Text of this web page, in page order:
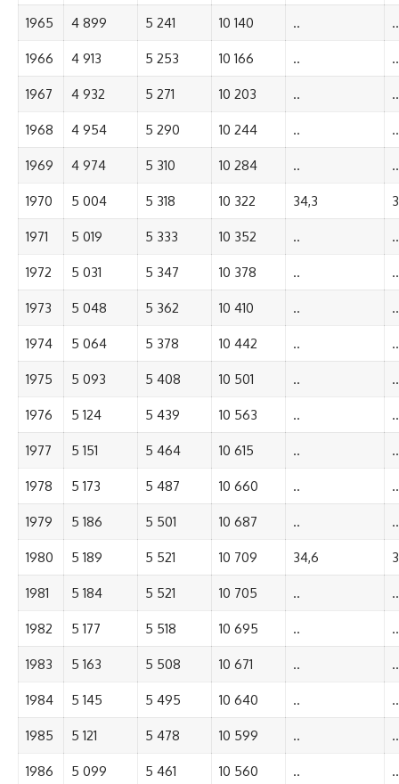
1965 4 899 5 241 10 140 .. ..
1966 4 913 5 253 10 166 .. ..
1967 4 932 5 271 10 203 .. ..
1968 4 954 5 290 10 244 .. ..
1969 4 974 5 310 10 284 .. ..
1970 5 004 5 318 10 322 34,3
1971 5 019 5 333 10 352 .. ..
1972 5 031 5 347 10 378 .. ..
1973 5 048 5 362 10 410 .. ..
1974 5 064 5 378 10 442 .. ..
1975 5 093 5 408 10 501 .. ..
1976 5 124 5 439 10 563 .. ..
1977 5 151 5 464 10 615 .. ..
1978 5 173 5 487 10 660 .. ..
1979 5 186 5 501 10 687 .. ..
1980 5 189 5 521 10 709 34,6
1981 5 184 5 521 10 705 .. ..
1982 5 177 5 518 10 695 .. ..
1983 5 163 5 508 10 671 .. ..
1984 5 145 5 495 10 640 .. ..
1985 5 121 5 478 10 599 .. ..
1986 5 099 5 461 10 560 .. ..